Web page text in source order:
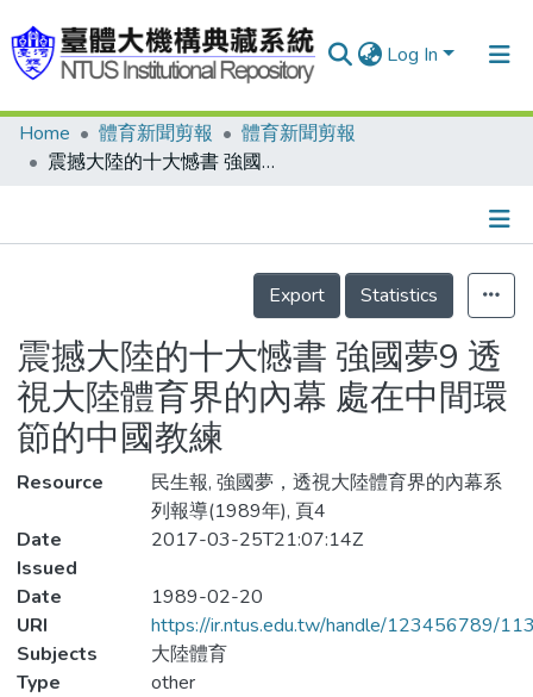
Log In
Communities & Collections
Statistics
Home 體育新聞剪報
體育新聞剪報
震撼大陸的十大憾書 強國夢9 透視大陸體育界的內幕 處在中間環節的中國教練
Details
Export
Statistics
震撼大陸的十大憾書 強國夢9 透
視大陸體育界的內幕 處在中間環
節的中國教練
Resource
民生報, 強國夢，透視大陸體育界的內幕系
列報導(1989年), 頁4
Date
Issued
2017-03-25T21:07:14Z
Date
1989-02-20
URI
https://ir.ntus.edu.tw/handle/123456789/
Subjects
大陸體育
Type
other